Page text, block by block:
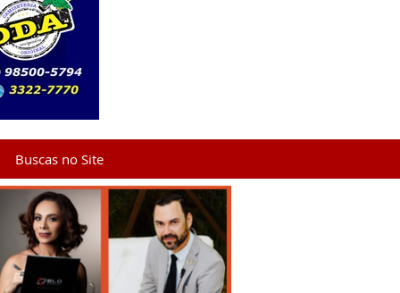
Buscas no Site